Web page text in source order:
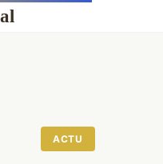
ACTU